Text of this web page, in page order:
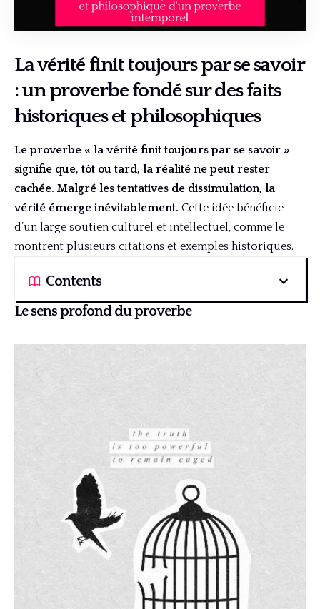
La vérité finit toujours par se savoir
: un proverbe fondé sur des faits
historiques et philosophiques
Le proverbe « la vérité finit toujours par se savoir »
signifie que, tôt ou tard, la réalité ne peut rester
cachée. Malgré les tentatives de dissimulation, la
vérité émerge inévitablement. Cette idée bénéficie
d’un large soutien culturel et intellectuel, comme le
montrent plusieurs citations et exemples historiques.
Contents
Le sens profond du proverbe